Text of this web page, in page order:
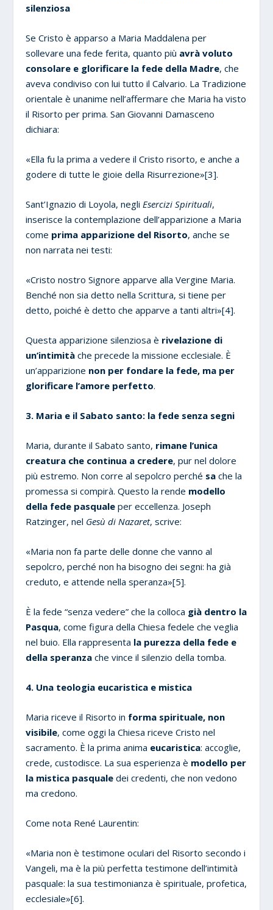
silenziosa
Se Cristo è apparso a Maria Maddalena per
sollevare una fede ferita, quanto più avrà voluto
consolare e glorificare la fede della Madre, che
aveva condiviso con lui tutto il Calvario. La Tradizione
orientale è unanime nell’affermare che Maria ha visto
il Risorto per prima. San Giovanni Damasceno
dichiara:
«Ella fu la prima a vedere il Cristo risorto, e anche a
godere di tutte le gioie della Risurrezione»[3].
Sant’Ignazio di Loyola, negliEsercizi Spirituali,
inserisce la contemplazione dell’apparizione a Maria
come prima apparizione del Risorto, anche se
non narrata nei testi:
«Cristo nostro Signore apparve alla Vergine Maria.
Benché non sia detto nella Scrittura, si tiene per
detto, poiché è detto che apparve a tanti altri»[4].
Questa apparizione silenziosa è rivelazione di
un’intimità che precede la missione ecclesiale. È
un’apparizione non per fondare la fede, ma per
glorificare l’amore perfetto.
3. Maria e il Sabato santo: la fede senza segni
Maria, durante il Sabato santo, rimane l’unica
creatura che continua a credere, pur nel dolore
più estremo. Non corre al sepolcro perché sa che la
promessa si compirà. Questo la rende modello
della fede pasquale per eccellenza. Joseph
Ratzinger, nel Gesù di Nazaret, scrive:
«Maria non fa parte delle donne che vanno al
sepolcro, perché non ha bisogno dei segni: ha già
creduto, e attende nella speranza»[5].
È la fede “senza vedere” che la colloca già dentro la
Pasqua, come figura della Chiesa fedele che veglia
nel buio. Ella rappresenta la purezza della fede e
della speranza che vince il silenzio della tomba.
4. Una teologia eucaristica e mistica
Maria riceve il Risorto in forma spirituale, non
visibile, come oggi la Chiesa riceve Cristo nel
sacramento. È la prima anima eucaristica: accoglie,
crede, custodisce. La sua esperienza è modello per
la mistica pasquale dei credenti, che non vedono
ma credono.
Come nota René Laurentin:
«Maria non è testimone oculari del Risorto secondo i
Vangeli, ma è la più perfetta testimone dell’intimità
pasquale: la sua testimonianza è spirituale, profetica,
ecclesiale»[6].